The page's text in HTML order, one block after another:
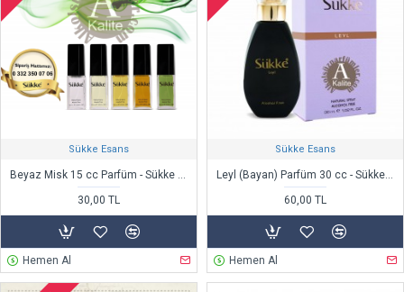
Sükke Esans
30,00 TL
Hemen Al
Sükke Esans
Leyl (Bayan) Parfüm 30 cc - Sükke Esans
60,00 TL
Hemen Al